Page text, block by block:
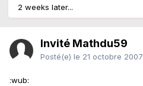
2 weeks later...
Invité Mathdu59
Posté(e) le 21 octobre 2007
:wub: